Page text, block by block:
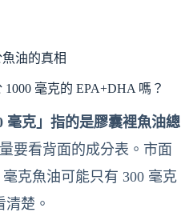
油的真相
毫克的 EPA+DHA 嗎？
毫克」指的是膠囊裡魚油總
要看背面的成分表。市面
克魚油可能只有 300 毫克
楚。